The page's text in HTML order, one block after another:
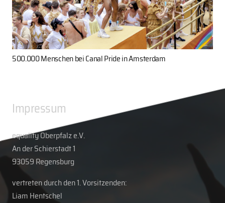
500.000 Menschen bei Canal Pride in Amsterdam
Impressum
equality Oberpfalz e.V.
An der Schierstadt 1
93059 Regensburg
vertreten durch den 1. Vorsitzenden:
Liam Hentschel